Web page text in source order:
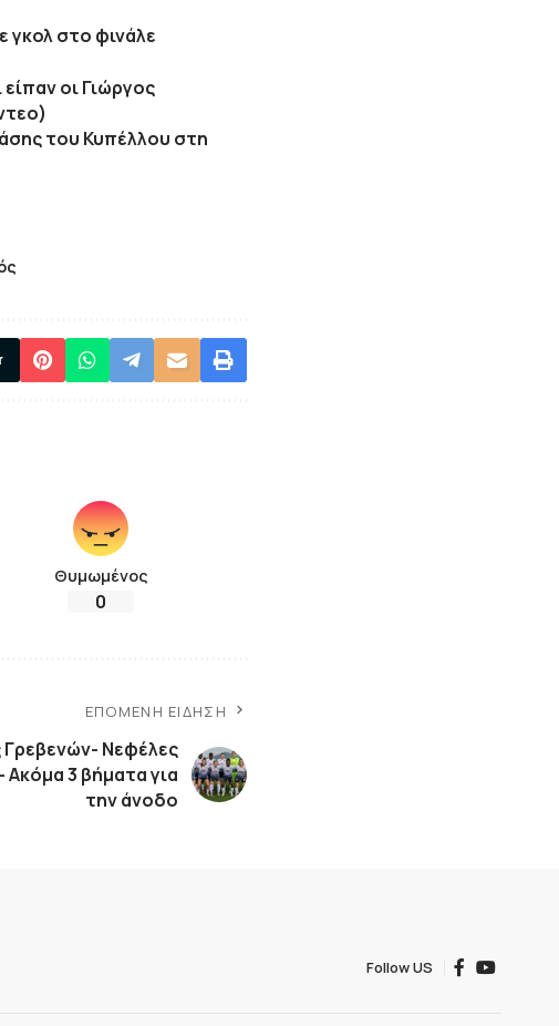
γκολ στο φινάλε
οι Γιώργος
του Κυπέλλου στη
Θυμωμένος
0
ΕΠΌΜΕΝΗ ΕΊΔΗΣΗ
Γρεβενών- Νεφέλες
Ακόμα 3 βήματα για
την άνοδο
Follow US